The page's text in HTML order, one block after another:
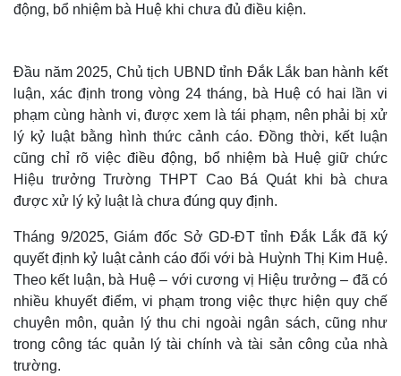
Thế giới
Quan sát
Cuộc sống đó đây
Hồ sơ
Multimedia
Video
Ảnh
động, bổ nhiệm bà Huệ khi chưa đủ điều kiện.
Đầu năm 2025, Chủ tịch UBND tỉnh Đắk Lắk ban hành kết
luận, xác định trong vòng 24 tháng, bà Huệ có hai lần vi
phạm cùng hành vi, được xem là tái phạm, nên phải bị xử
lý kỷ luật bằng hình thức cảnh cáo. Đồng thời, kết luận
cũng chỉ rõ việc điều động, bổ nhiệm bà Huệ giữ chức
Hiệu trưởng Trường THPT Cao Bá Quát khi bà chưa
được xử lý kỷ luật là chưa đúng quy định.
Tháng 9/2025, Giám đốc Sở GD-ĐT tỉnh Đắk Lắk đã ký
quyết định kỷ luật cảnh cáo đối với bà Huỳnh Thị Kim Huệ.
Theo kết luận, bà Huệ – với cương vị Hiệu trưởng – đã có
nhiều khuyết điểm, vi phạm trong việc thực hiện quy chế
chuyên môn, quản lý thu chi ngoài ngân sách, cũng như
trong công tác quản lý tài chính và tài sản công của nhà
trường.